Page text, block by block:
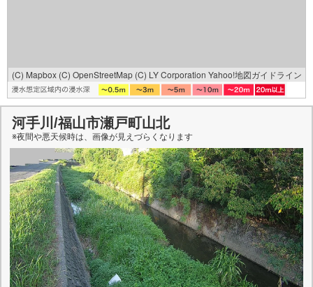
(C) Mapbox (C) OpenStreetMap (C) LY Corporation Yahoo!地図ガイドライン
河手川/福山市瀬戸町山北
※夜間や悪天候時は、 画像が見えづらくなります